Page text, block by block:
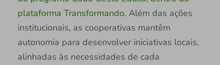
plataforma Transformando. Além das ações
institucionais, as cooperativas mantêm
autonomia para desenvolver iniciativas locais,
alinhadas às necessidades de cada